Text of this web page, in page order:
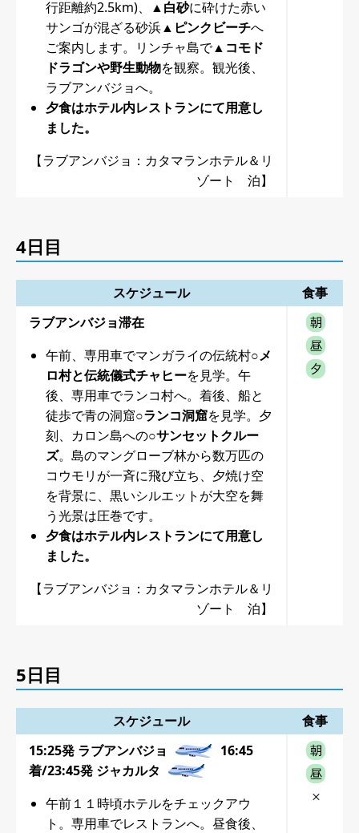
行距離約2.5km)、
▲白砂に砕けた赤い
サンゴが混ざる砂浜▲ピンクビーチへ
ご案内します。リンチャ島で▲コモド
ドラゴンや野生動物を観察。観光後、
ラブアンバジョへ。
夕食はホテル内レストランにて用意し
ました。
【ラブアンバジョ：カタマランホテル＆リ
ゾート 泊】
4日目
スケジュール
食事
ラブアンバジョ滞在
午前、専用車でマンガライの伝統村○メ
ロ村と伝統儀式チャヒーを見学。午
後、専用車でランコ村へ。着後、船と
徒歩で青の洞窟○ランコ洞窟を見学。夕
刻、カロン島への○サンセットクルー
ズ。島のマングローブ林から数万匹の
コウモリが一斉に飛び立ち、夕焼け空
を背景に、黒いシルエットが大空を舞
う光景は圧巻です。
夕食はホテル内レストランにて用意し
ました。
【ラブアンバジョ：カタマランホテル＆リ
ゾート 泊】
5日目
スケジュール
食事
15:25発 ラブアンバジョ
16:45
着/23:45発 ジャカルタ
午前１１時頃ホテルをチェックアウ
ト。専用車でレストランへ。昼食後、